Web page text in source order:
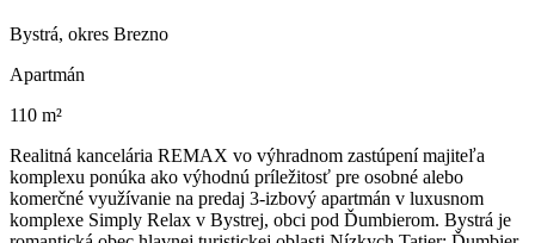
Bystrá, okres Brezno
Apartmán
110 m²
Realitná kancelária REMAX vo výhradnom zastúpení majiteľa
komplexu ponúka ako výhodnú príležitosť pre osobné alebo
komerčné využívanie na predaj 3-izbový apartmán v luxusnom
komplexe Simply Relax v Bystrej, obci pod Ďumbierom. Bystrá je